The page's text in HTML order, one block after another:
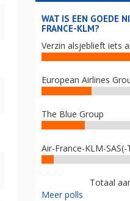
WAT IS EEN GOEDE
FRANCE-KLM?
Verzin alsjeblieft iets
European Airlines
The Blue Group
Air-France-KLM-SAS(-
Totaal
Meer polls